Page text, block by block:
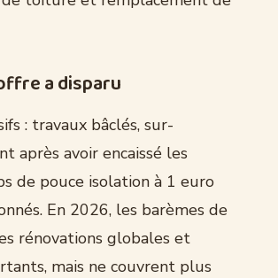
a disparu
: travaux bâclés, sur-
après avoir encaissé les
de pouce isolation à 1 euro
En 2026, les barèmes de
rénovations globales et
mais ne couvrent plus